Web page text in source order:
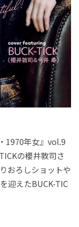
1970年女』vol.9
の櫻井敦司さ
おろしショットや
迎えたBUCK-TIC